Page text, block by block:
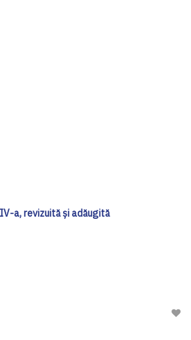
a, revizuită și adăugită